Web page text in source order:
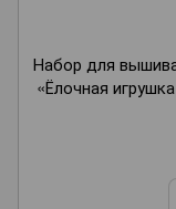
Набор для
«Ёлочная